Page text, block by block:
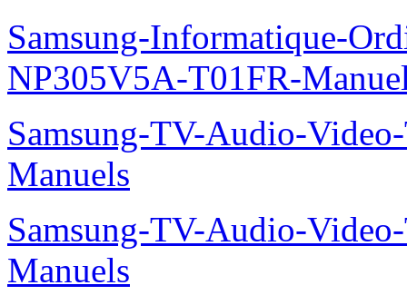
Samsung-Informatique-
NP305V5A-T01FR-
Samsung-TV-Audio-
Manuels
Samsung-TV-Audio-
Manuels